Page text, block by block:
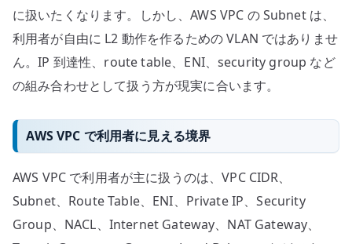
に扱いたくなります。しかし、AWS VPC の Subnet は、
利用者が自由に L2 動作を作るための VLAN ではありませ
ん。IP 到達性、route table、ENI、security group など
の組み合わせとして扱う方が現実に合います。
AWS VPC で利用者に見える境界
AWS VPC で利用者が主に扱うのは、VPC CIDR、
Subnet、Route Table、ENI、Private IP、Security
Group、NACL、Internet Gateway、NAT Gateway、